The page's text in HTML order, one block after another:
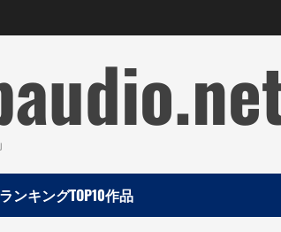
ンキングTOP10作品